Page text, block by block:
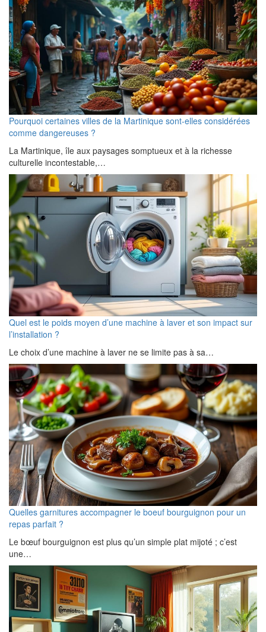
Pourquoi certaines villes de la Martinique sont-elles considérées
comme dangereuses ?
La Martinique, île aux paysages somptueux et à la richesse
culturelle incontestable,…
Quel est le poids moyen d’une machine à laver et son impact sur
l’installation ?
Le choix d’une machine à laver ne se limite pas à sa…
Quelles garnitures accompagner le boeuf bourguignon pour un
repas parfait ?
Le bœuf bourguignon est plus qu’un simple plat mijoté ; c’est
une…